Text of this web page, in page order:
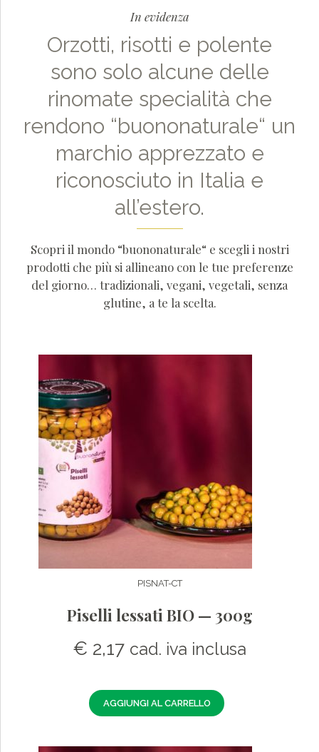
In evidenza
Orzotti, risotti e polente
sono solo alcune delle
rinomate specialità che
rendono “buononaturale“ un
marchio apprezzato e
riconosciuto in Italia e
all’estero.
Scopri il mondo “buononaturale“ e scegli i nostri
prodotti che più si allineano con le tue preferenze
del giorno… tradizionali, vegani, vegetali, senza
glutine, a te la scelta.
PISNAT-CT
Piselli lessati BIO — 300g
€ 2,17 cad. iva inclusa
AGGIUNGI AL CARRELLO